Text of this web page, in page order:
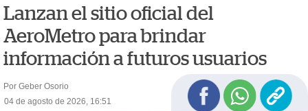
Lanzan el sitio oficial del
AeroMetro para brindar
información a futuros usuarios
Por Geber Osorio
04 de agosto de 2026, 16:51